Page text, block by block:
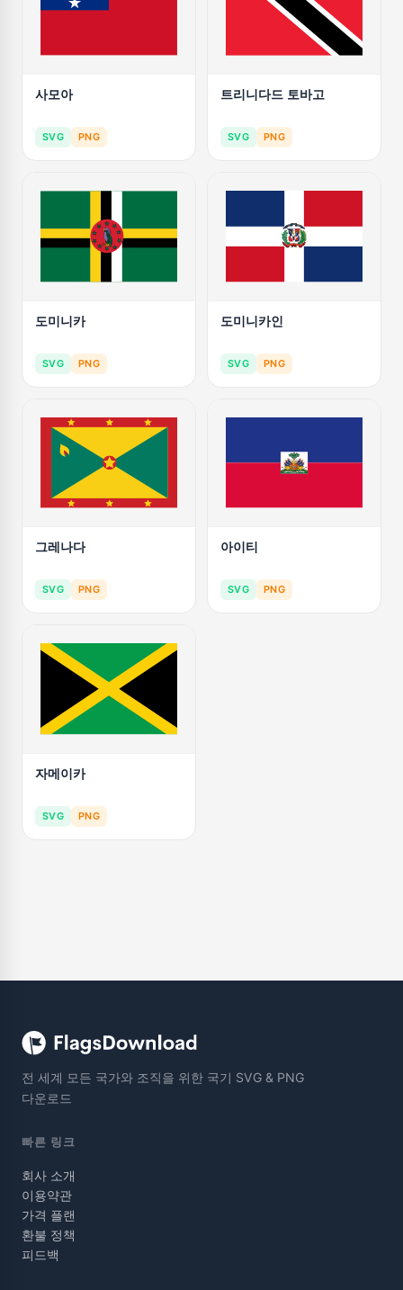
사모아
SVG PNG
트리니다드 토바고
SVG PNG
도미니카
SVG PNG
도미니카인
SVG PNG
그레나다
SVG PNG
아이티
SVG PNG
자메이카
SVG PNG
전 세계 모든 국가와 조직을 위한 국기 SVG & PNG
다운로드
빠른 링크
회사 소개
이용약관
가격 플랜
환불 정책
피드백